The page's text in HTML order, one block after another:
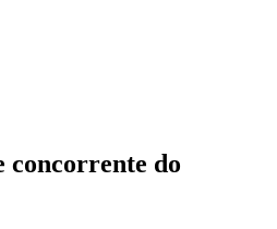
concorrente do